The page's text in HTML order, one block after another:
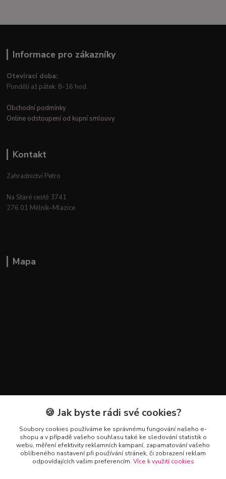
Informace pro zákazníky
Otevírací doba:
Pondělí až pátek: 8-16 hod.
Obchodní podmínky
Online odstoupení od kupní smlouvy
Kontakt
Zahradnictví Petro
Na Staré cestě 3741
276 01 Mělník–Mlazice
Mapa
Kontakty
+420 602 223 614
info@zahradnictvipetro.cz
🍪 Jak byste rádi své cookies?
Soubory cookies používáme ke správnému fungování našeho e-
shopu a v případě vašeho souhlasu také ke sledování statistik o
webu, měření efektivity reklamních kampaní, zapamatování vašeho
oblíbeného nastavení při používání stránek, či zobrazení reklam
odpovídajících vašim preferencím. Více k využití cookies